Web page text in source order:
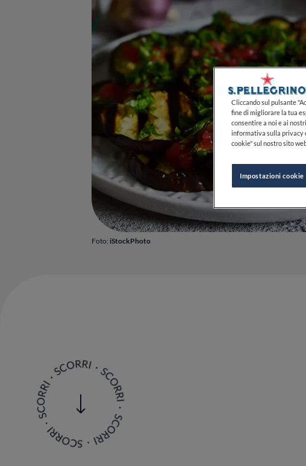
Foto: iStockPhoto
Cliccando sul pulsante
fine di migliorare la tua
consentire a noi e ai
informativa sulla privacy
cookie" sul nostro sito
Impostazioni cookie